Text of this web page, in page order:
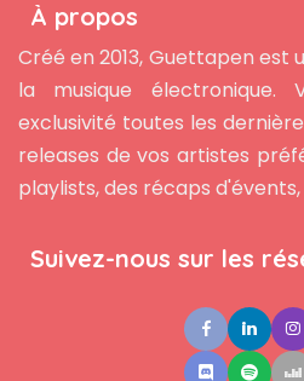
À propos
Créé en 2013, Guettapen est
la musique électronique.
exclusivité toutes les
releases de vos artistes
playlists, des récaps
Suivez-nous sur les